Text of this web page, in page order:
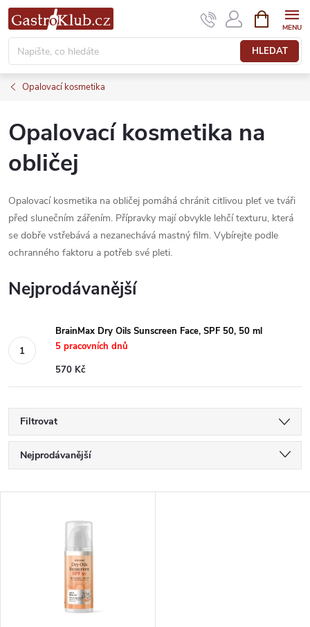
Přejít
na
obsah
HLEDAT
NÁKUPNÍ
KOŠÍK
Opalovací kosmetika
Opalovací kosmetika na
obličej
Opalovací kosmetika na obličej pomáhá chránit citlivou pleť ve tváři
před slunečním zářením. Přípravky mají obvykle lehčí texturu, která
se dobře vstřebává a nezanechává mastný film. Vybírejte podle
ochranného faktoru a potřeb své pleti.
Nejprodávanější
BrainMax Dry Oils Sunscreen Face, SPF 50, 50 ml
5 pracovních dnů
570 Kč
Filtrovat
Ř
a
Nejprodávanější